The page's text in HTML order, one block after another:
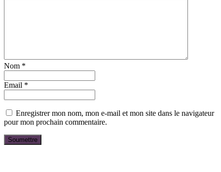
Nom *
Email *
Enregistrer mon nom, mon e-mail et mon site dans le navigateur
pour mon prochain commentaire.